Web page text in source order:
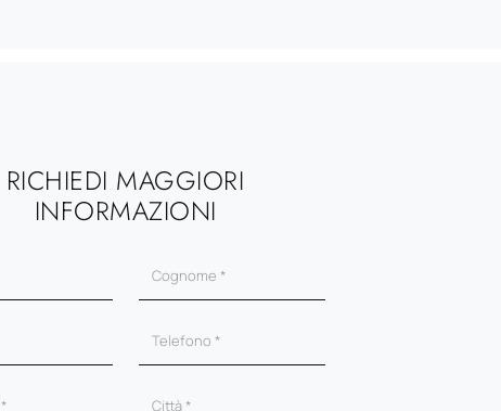
RICHIEDI MAGGIORI
INFORMAZIONI